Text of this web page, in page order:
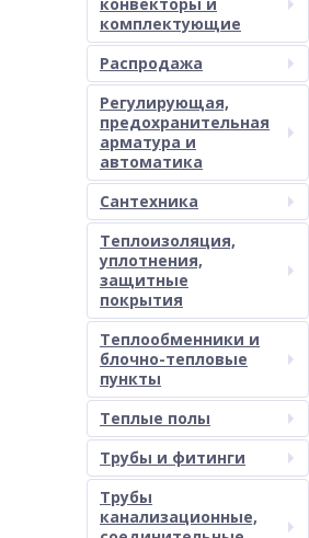
комплектующие
Распродажа
Регулирующая,
предохранительная
арматура и
автоматика
Сантехника
Теплоизоляция,
уплотнения,
защитные
покрытия
Теплообменники и
блочно-тепловые
пункты
Теплые полы
Трубы и фитинги
Трубы
канализационные,